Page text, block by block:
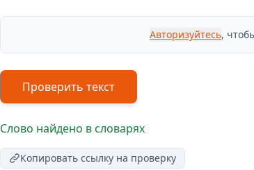
Авторизуйтесь,
Проверить текст
Слово найдено в словарях
Копировать ссылку на проверку